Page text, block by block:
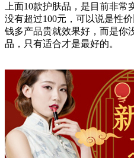
上面10款护肤品，是目前非
没有超过100元，可以说是性
钱多产品贵就效果好，而是你
品，只有适合才是最好的。